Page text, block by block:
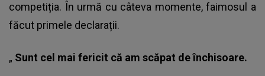
competiția. În urmă cu câteva momente, faimosul a
făcut primele declarații.
„ Sunt cel mai fericit că am scăpat de închisoare.